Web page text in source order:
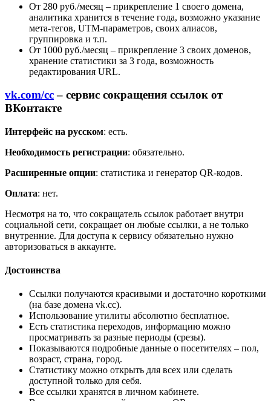
От 280 руб./месяц – прикрепление 1 своего домена,
аналитика хранится в течение года, возможно указание
мета-тегов, UTM-параметров, своих алиасов,
группировка и т.п.
От 1000 руб./месяц – прикрепление 3 своих доменов,
хранение статистики за 3 года, возможность
редактирования URL.
vk.com/cc– сервис сокращения ссылок от
ВКонтакте
Интерфейс на русском: есть.
Необходимость регистрации: обязательно.
Расширенные опции: статистика и генератор QR-кодов.
Оплата: нет.
Несмотря на то, что сокращатель ссылок работает внутри
социальной сети, сокращает он любые ссылки, а не только
внутренние. Для доступа к сервису обязательно нужно
авторизоваться в аккаунте.
Достоинства
Ссылки получаются красивыми и достаточно короткими
(на базе домена vk.cc).
Использование утилиты абсолютно бесплатное.
Есть статистика переходов, информацию можно
просматривать за разные периоды (срезы).
Показываются подробные данные о посетителях – пол,
возраст, страна, город.
Статистику можно открыть для всех или сделать
доступной только для себя.
Все ссылки хранятся в личном кабинете.